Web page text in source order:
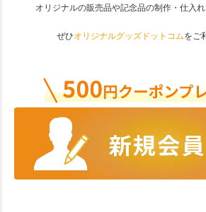
オリジナルの販売品や記念品の制作・仕入れ
ぜひオリジナルグッズドットコムをご